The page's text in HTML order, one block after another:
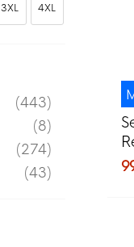
3XL 4XL
443
8
274
43